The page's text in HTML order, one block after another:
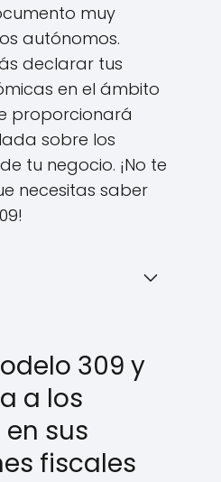
muy
autónomos.
declarar tus
en el ámbito
proporcionará
sobre los
tu negocio. ¡No te
necesitas saber
309 y
a los
sus
fiscales